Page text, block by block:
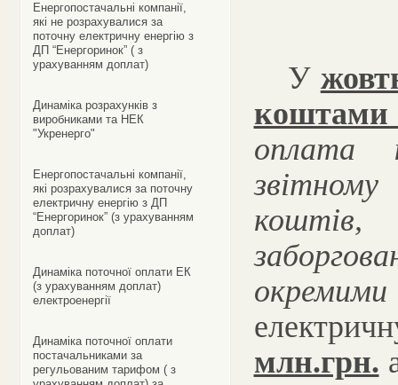
Енергопостачальні компанії,
які не розрахувалися за
поточну електричну енергію з
ДП “Енергоринок” ( з
урахуванням доплат)
Динаміка розрахунків з
виробниками та НЕК
"Укренерго"
Енергопостачальні компанії,
які розрахувалися за поточну
електричну енергію з ДП
“Енергоринок” (з урахуванням
доплат)
Динаміка поточної оплати ЕК
(з урахуванням доплат)
електроенергії
Динаміка поточної оплати
постачальниками за
регульованим тарифом ( з
У
коштами
оплата
млн.грн.